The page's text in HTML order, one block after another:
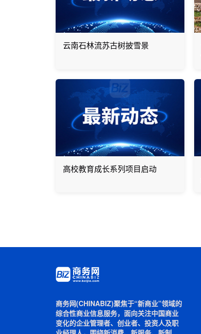
云南石林流苏古树披雪景
高校教育成长系列项目启动
商务网(CHINABIZ)聚焦于“新商业”领域的
综合性商业信息服务，面向关注中国商业
变化的企业管理者、创业者、投资人及职